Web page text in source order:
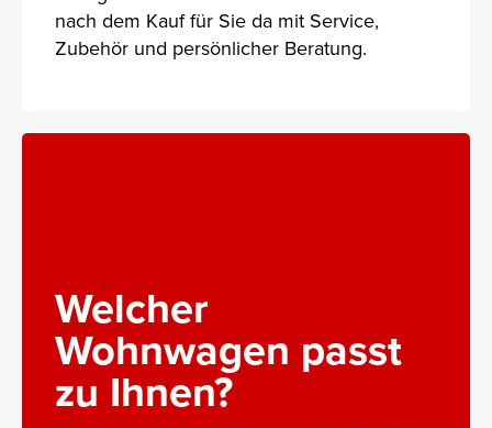
nach dem Kauf für Sie da mit Service,
Zubehör und persönlicher Beratung.
Welcher
Wohnwagen passt
zu Ihnen?